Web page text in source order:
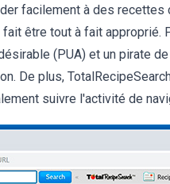
facilement à des recettes
être tout à fait
(PUA) et un pirate
De plus,
suivre l'activité de